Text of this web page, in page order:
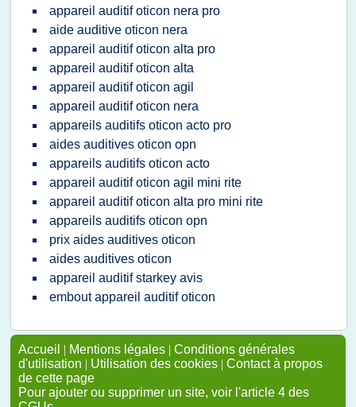
appareil auditif oticon nera pro
aide auditive oticon nera
appareil auditif oticon alta pro
appareil auditif oticon alta
appareil auditif oticon agil
appareil auditif oticon nera
appareils auditifs oticon acto pro
aides auditives oticon opn
appareils auditifs oticon acto
appareil auditif oticon agil mini rite
appareil auditif oticon alta pro mini rite
appareils auditifs oticon opn
prix aides auditives oticon
aides auditives oticon
appareil auditif starkey avis
embout appareil auditif oticon
Accueil | Mentions légales | Conditions générales
d'utilisation | Utilisation des cookies | Contact à propos
de cette page
Pour ajouter ou supprimer un site, voir l'article 4 des